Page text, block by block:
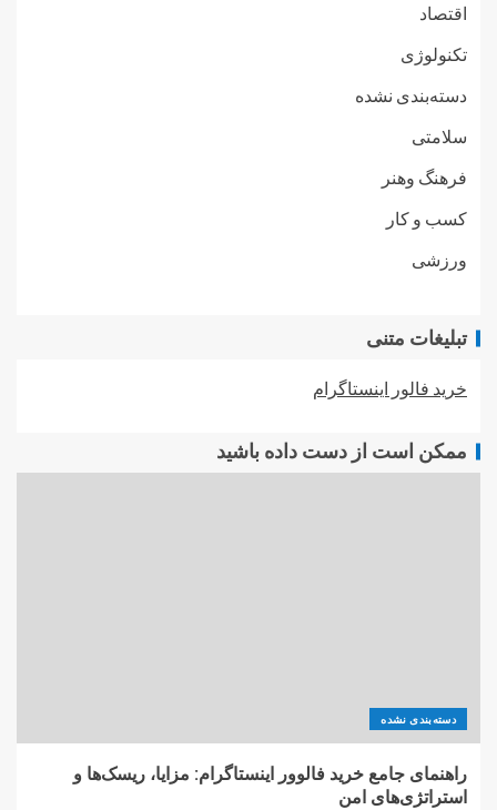
اقتصاد
تکنولوژی
دسته‌بندی نشده
سلامتی
فرهنگ وهنر
کسب و کار
ورزشی
تبلیغات متنی
خرید فالور اینستاگرام
ممکن است از دست داده باشید
دسته‌بندی نشده
راهنمای جامع خرید فالوور اینستاگرام: مزایا، ریسک‌ها و
استراتژی‌های امن